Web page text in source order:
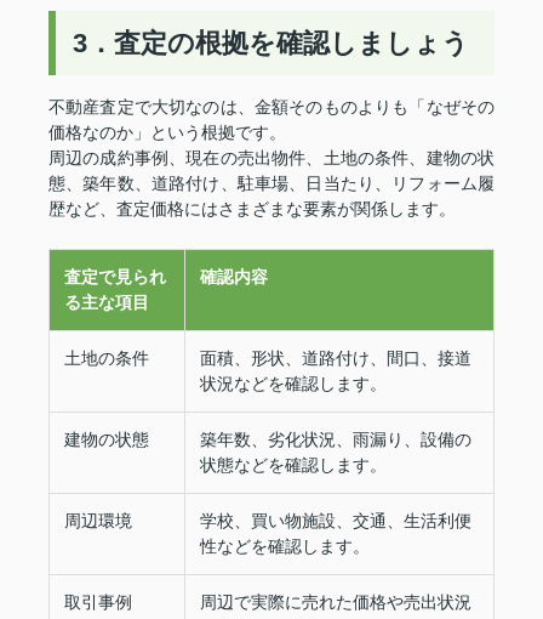
3．査定の根拠を確認しましょう
不動産査定で大切なのは、金額そのものよりも「なぜその
価格なのか」という根拠です。
周辺の成約事例、現在の売出物件、土地の条件、建物の状
態、築年数、道路付け、駐車場、日当たり、リフォーム履
歴など、査定価格にはさまざまな要素が関係します。
査定で見られ
る主な項目
確認内容
土地の条件
面積、形状、道路付け、間口、接道
状況などを確認します。
建物の状態
築年数、劣化状況、雨漏り、設備の
状態などを確認します。
周辺環境
学校、買い物施設、交通、生活利便
性などを確認します。
取引事例
周辺で実際に売れた価格や売出状況